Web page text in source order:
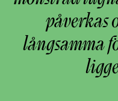
påverkas
långsamma